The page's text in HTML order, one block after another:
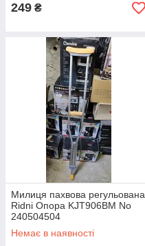
249 ₴
Милиця пахвова регульована
Ridni Опора KJT906BM No
240504504
Немає в наявності